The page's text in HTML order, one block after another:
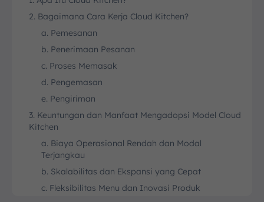
2. Bagaimana Cara Kerja Cloud Kitchen?
a. Pemesanan
b. Penerimaan Pesanan
c. Proses Memasak
d. Pengemasan
e. Pengiriman
3. Keuntungan dan Manfaat Mengadopsi Model Cloud
Kitchen
a. Biaya Operasional Rendah dan Modal
Terjangkau
b. Skalabilitas dan Ekspansi yang Cepat
c. Fleksibilitas Menu dan Inovasi Produk